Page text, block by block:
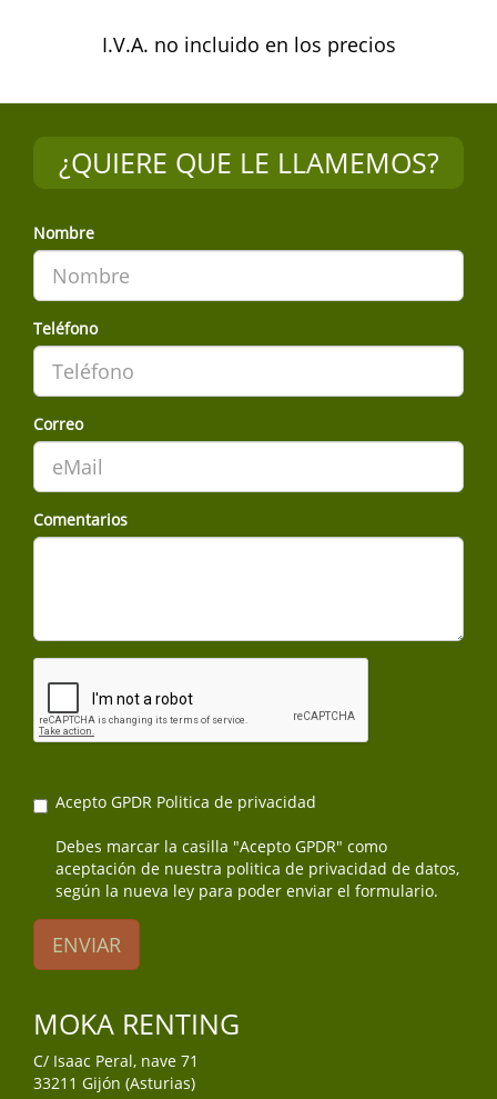
I.V.A. no incluido en los precios
¿QUIERE QUE LE LLAMEMOS?
Nombre
Teléfono
Correo
Comentarios
Acepto GPDR Politica de privacidad
Debes marcar la casilla "Acepto GPDR" como
aceptación de nuestra politica de privacidad de datos,
según la nueva ley para poder enviar el formulario.
ENVIAR
MOKA RENTING
C/ Isaac Peral, nave 71
33211 Gijón (Asturias)